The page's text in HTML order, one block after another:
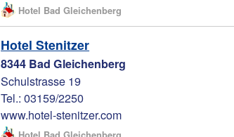
Hotel Bad Gleichenberg
Hotel Stenitzer
8344 Bad Gleichenberg
Schulstrasse 19
Tel.: 03159/2250
www.hotel-stenitzer.com